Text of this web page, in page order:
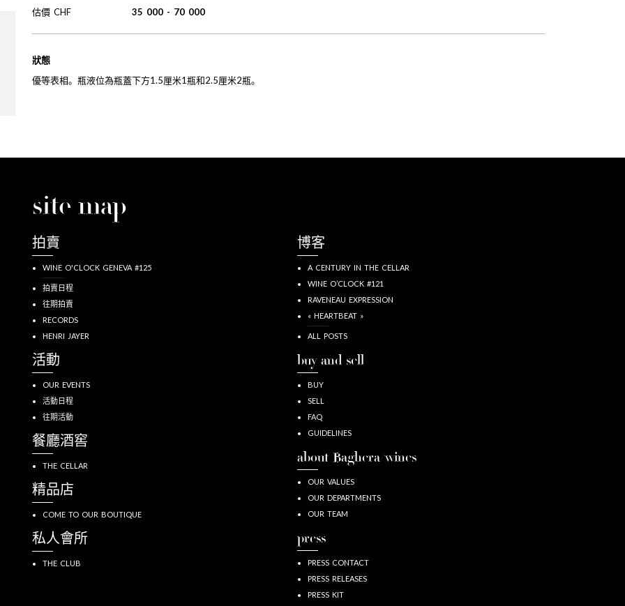
估價 CHF 35 000 - 70 000
狀態
優等表相。瓶液位為瓶蓋下方1.5厘米1瓶和2.5厘米2瓶。
site map
拍賣
WINE O'CLOCK GENEVA #125
拍賣日程
往期拍賣
RECORDS
HENRI JAYER
活動
OUR EVENTS
活動日程
往期活動
餐廳酒窖
THE CELLAR
精品店
COME TO OUR BOUTIQUE
私人會所
THE CLUB
博客
A CENTURY IN THE CELLAR
WINE O’CLOCK #121
RAVENEAU EXPRESSION
« HEARTBEAT »
ALL POSTS
buy and sell
BUY
SELL
FAQ
GUIDELINES
about Baghera/wines
OUR VALUES
OUR DEPARTMENTS
OUR TEAM
press
PRESS CONTACT
PRESS RELEASES
PRESS KIT